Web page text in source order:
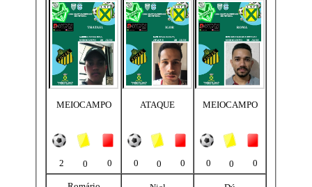
MEIOCAMPO
2 0 0
ATAQUE
0 0 0
MEIOCAMPO
0 0 0